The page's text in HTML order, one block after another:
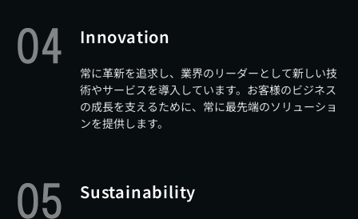
Innovation
常に革新を追求し、業界のリーダーとして新しい技
術やサービスを導入しています。お客様のビジネス
の成長を支えるために、常に最先端のソリューショ
ンを提供します。
Sustainability